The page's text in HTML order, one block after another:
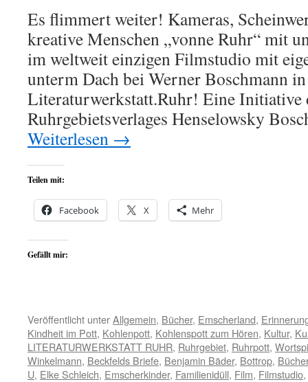
Es flimmert weiter! Kameras,
kreative Menschen „vonne Ruhr“ mit
im weltweit einzigen Filmstudio mit
unterm Dach bei Werner Boschmann
Literaturwerkstatt.Ruhr! Eine Initiative
Ruhrgebietsverlages Henselowsky
Weiterlesen →
Teilen mit:
Facebook X Mehr
Gefällt mir:
Veröffentlicht unterAllgemein, Bücher, Emscherland,
Kindheit im Pott, Kohlenpott, Kohlenspott zum Hören, Kultur,
LITERATURWERKSTATT RUHR, Ruhrgebiet, Ruhrpott,
Winkelmann, Beckfelds Briefe, Benjamin Bäder, Bottrop, Bücher
U, Elke Schleich, Emscherkinder, Familienidüll, Film, Filmstudio,